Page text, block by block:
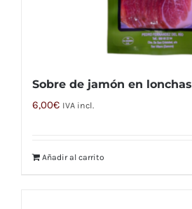
Sobre de jamón en lonchas
6,00€ IVA incl.
Añadir al carrito